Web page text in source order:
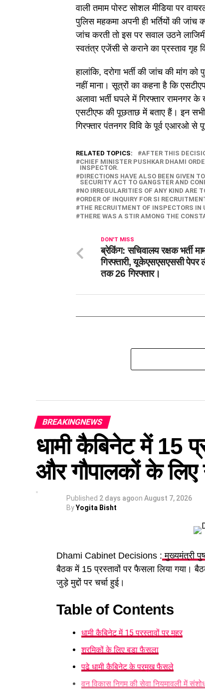
वाली तमाम पोस्ट सोशल मीडिया पर
पुलिस महकमा अपनी ही भर्तियों की जांच
जांच करती तो इस पर सवाल उठने
स्वतंत्र एजेंसी से कराने का प्रस्ताव गृह
हालांकि, दरोगा भर्ती की जांच की मांग
नहीं माना। सूत्रों का कहना है कि
अलावा भर्ती घपले में गिरफ्तार रामनगर
एसटीएफ की पूछताछ में बताए हैं। इन
गिरफ्तार पंतनगर विवि के पूर्व एआरओ
RELATED TOPICS:
AFTER THIS
CHIEF MINISTER PUSHKAR DHAMI
INSPECTOR.
DIRECTIONS HAVE ALSO BEEN GIVEN
SECURITY ACT TO GANGSTER AND
NO IRREGULARITIES OF ANY KIND ARE
ORDER OF INQUIRY FOR SI
THE RECRUITMENT OF INSPECTORS
THERE WAS A STIR AMONG THE
DON'T MISS
ब्रेकिंग: सचिवालय रक्षक भर्ती
गिरफ्तारी, यूकेएसएसएससी पेपर
तक 26 गिरफ्तार।
BREAKINGNEWS
धामी कैबिनेट में 15
और गौपालकों के
Published 2 days agoon August 7, 2026
ByYogita Bisht
Dhami Cabinet Decisions : मुख्यमंत्री
बैठक में 15 प्रस्तावों पर फैसला लिया गया।
जुड़े मुद्दों पर चर्चा हुई।
Table of Contents
धामी कैबिनेट में 15 प्रस्तावों पर मुहर
श्रमिकों के लिए बड़ा फैसला
पढ़े धामी कैबिनेट के प्रमुख फैसले
वन विकास निगम की सेवा नियमावली में